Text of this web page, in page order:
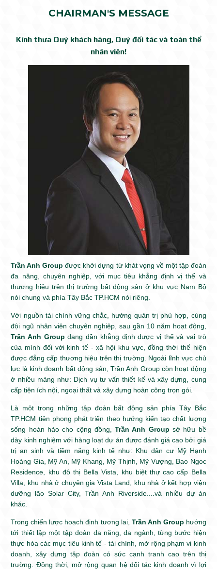
CHAIRMAN'S MESSAGE
Kính thưa Quý khách hàng, Quý đối tác và toàn thể
nhân viên!
Trần Anh Group được khởi dựng từ khát vọng về một tập đoàn
đa năng, chuyên nghiệp, với mục tiêu khẳng định vị thế và
thương hiệu trên thị trường bất động sản ở khu vực Nam Bộ
nói chung và phía Tây Bắc TP.HCM nói riêng.
Với nguồn tài chính vững chắc, hướng quản trị phù hợp, cùng
đội ngũ nhân viên chuyên nghiệp, sau gần 10 năm hoạt động,
Trần Anh Group đang dần khẳng định được vị thế và vai trò
của mình đối với kinh tế - xã hội khu vực, đồng thời thể hiện
được đẳng cấp thương hiệu trên thị trường. Ngoài lĩnh vực chủ
lực là kinh doanh bất động sản, Trần Anh Group còn hoạt động
ở nhiều mảng như: Dịch vụ tư vấn thiết kế và xây dựng, cung
cấp tiện ích nội, ngoại thất và xây dựng hoàn công trọn gói.
Là một trong những tập đoàn bất động sản phía Tây Bắc
TP.HCM tiên phong phát triển theo hướng kiến tạo chất lượng
sống hoàn hảo cho cộng đồng,Trần Anh Group sở hữu bề
dày kinh nghiệm với hàng loạt dự án được đánh giá cao bởi giá
trị an sinh và tiềm năng kinh tế như: Khu dân cư Mỹ Hạnh
Hoàng Gia, Mỹ An, Mỹ Khang, Mỹ Thịnh, Mỹ Vượng, Bao Ngoc
Residence, khu đô thị Bella Vista, khu biệt thự cao cấp Bella
Villa, khu nhà ở chuyên gia Vista Land, khu nhà ở kết hợp viện
dưỡng lão Solar City, Trần Anh Riverside....và nhiều dự án
khác.
Trong chiến lược hoạch định tương lai, Trần Anh Group hướng
tới thiết lập một tập đoàn đa năng, đa ngành, từng bước hiện
thực hóa các mục tiêu kinh tế - tài chính, mở rộng phạm vi kinh
doanh, xây dựng tập đoàn có sức cạnh tranh cao trên thị
trường. Đồng thời, mở rộng quan hệ đối tác kinh doanh vì lợi